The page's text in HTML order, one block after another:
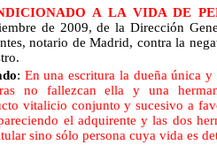
A LA VIDA DE
de 2009, de la Dirección
notario de Madrid, contra la
: En una escritura la dueña única
no fallezcan ella y una
vitalicio conjunto y sucesivo a
el adquirente y las dos
sino sólo persona cuya vida es